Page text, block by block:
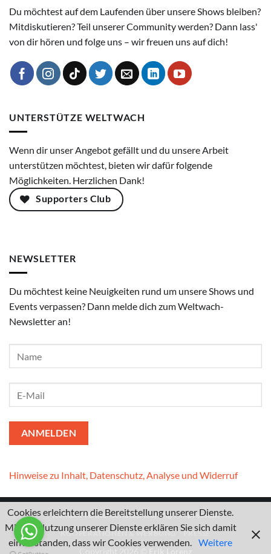
Du möchtest auf dem Laufenden über unsere Shows bleiben?
Mitdiskutieren? Teil unserer Community werden? Dann lass'
von dir hören und folge uns – wir freuen uns auf dich!
UNTERSTÜTZE WELTWACH
Wenn dir unser Angebot gefällt und du unsere Arbeit
unterstützen möchtest, bieten wir dafür folgende
Möglichkeiten. Herzlichen Dank!
Supporters Club
NEWSLETTER
Du möchtest keine Neuigkeiten rund um unsere Shows und
Events verpassen? Dann melde dich zum Weltwach-
Newsletter an!
Hinweise zu Inhalt, Datenschutz, Analyse und Widerruf
KontaktI DatenschutzerklärungIImpressum
KOOPERATIONEN & WERBUNG PRESSE
Cookies erleichtern die Bereitstellung unserer Dienste.
Mit der Nutzung unserer Dienste erklären Sie sich damit
einverstanden, dass wir Cookies verwenden. Weitere